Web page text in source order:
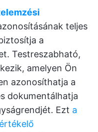
teljes
a
Testreszabható,
amelyen Ön
azonosíthatja a
dokumentálhatja
Ezt a